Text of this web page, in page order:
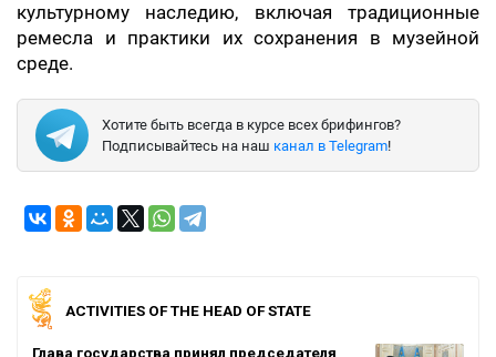
культурному наследию, включая традиционные
ремесла и практики их сохранения в музейной
среде.
Хотите быть всегда в курсе всех брифингов?
Подписывайтесь на наш канал в Telegram!
ACTIVITIES OF THE HEAD OF STATE
Глава государства принял председателя